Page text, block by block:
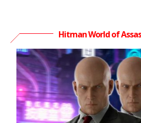
Hitman World of